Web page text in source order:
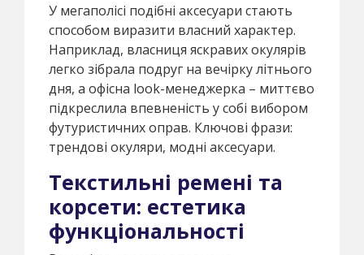
У мегаполісі подібні аксесуари стають
способом виразити власний характер.
Наприклад, власниця яскравих окулярів
легко зібрала подруг на вечірку літнього
дня, а офісна look-менеджерка – миттєво
підкреслила впевненість у собі вибором
футуристичних оправ. Ключові фрази:
трендові окуляри, модні аксесуари.
Текстильні ремені та
корсети: естетика
функціональності